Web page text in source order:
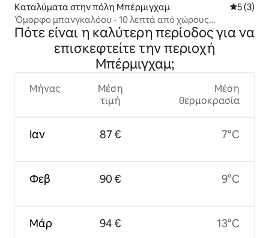
Καταλύματα στην πόλη Μπέρμιγχαμ Μέση
5 (3)
Όμορφο μπανγκαλόου - 10 λεπτά από χώρους
συναυλιών
Πότε είναι η καλύτερη περίοδος για να
επισκεφτείτε την περιοχή
Μπέρμιγχαμ;
Μήνας
Ιαν
Φεβ
Μάρ
Μέση
τιμή
87 €
90 €
94 €
Μέση
θερμοκρασία
7°C
9°C
13°C